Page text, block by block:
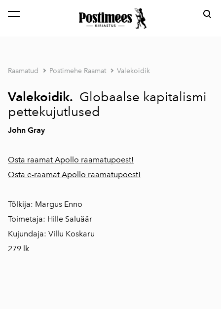
lisati ostukorvi. Vaata ostukorvi
Raamatud Postimehe Raamat Valekoidik
Valekoidik. Globaalse kapitalismi
pettekujutlused
John Gray
Osta raamat Apollo raamatupoest!
Osta e-raamat Apollo raamatupoest!
Tõlkija: Margus Enno
Toimetaja: Hille Saluäär
Kujundaja: Villu Koskaru
279 lk